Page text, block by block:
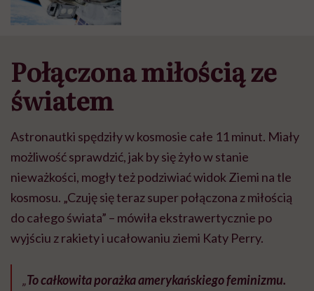
Połączona miłością ze
światem
Astronautki spędziły w kosmosie całe 11 minut. Miały
możliwość sprawdzić, jak by się żyło w stanie
nieważkości, mogły też podziwiać widok Ziemi na tle
kosmosu. „Czuję się teraz super połączona z miłością
do całego świata” – mówiła ekstrawertycznie po
wyjściu z rakiety i ucałowaniu ziemi Katy Perry.
„To całkowita porażka amerykańskiego feminizmu.